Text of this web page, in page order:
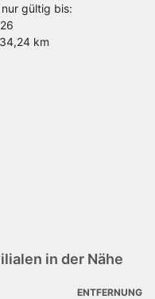
gültig bis:
34,24 km
in der Nähe
ENTFERNUNG